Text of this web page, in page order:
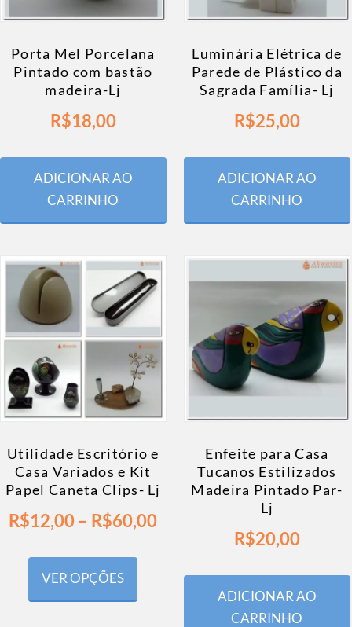
Porta Mel Porcelana
Pintado com bastão
madeira-Lj
R$18,00
ADICIONAR AO
CARRINHO
Luminária Elétrica de
Parede de Plástico da
Sagrada Família- Lj
R$25,00
ADICIONAR AO
CARRINHO
Utilidade Escritório e
Casa Variados e Kit
Papel Caneta Clips- Lj
R$12,00– R$60,00
VER OPÇÕES
Enfeite para Casa
Tucanos Estilizados
Madeira Pintado Par-
Lj
R$20,00
ADICIONAR AO
CARRINHO